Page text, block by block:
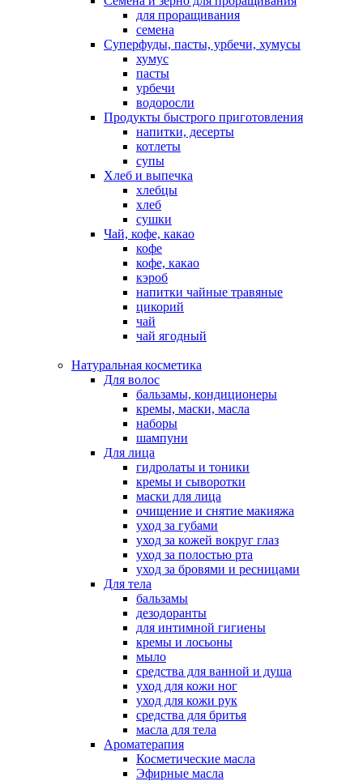
для проращивания
семена
Суперфуды, пасты, урбечи, хумусы
хумус
пасты
урбечи
водоросли
Продукты быстрого приготовления
напитки, десерты
котлеты
супы
Хлеб и выпечка
хлебцы
хлеб
сушки
Чай, кофе, какао
кофе
кофе, какао
кэроб
напитки чайные травяные
цикорий
чай
чай ягодный
Натуральная косметика
Для волос
бальзамы, кондиционеры
кремы, маски, масла
наборы
шампуни
Для лица
гидролаты и тоники
кремы и сыворотки
маски для лица
очищение и снятие макияжа
уход за губами
уход за кожей вокруг глаз
уход за полостью рта
уход за бровями и ресницами
Для тела
бальзамы
дезодоранты
для интимной гигиены
кремы и лосьоны
мыло
средства для ванной и душа
уход для кожи ног
уход для кожи рук
средства для бритья
масла для тела
Ароматерапия
Косметические масла
Эфирные масла